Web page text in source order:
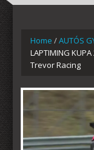
Home /AUTÓS
LAPTIMING
Trevor Racing